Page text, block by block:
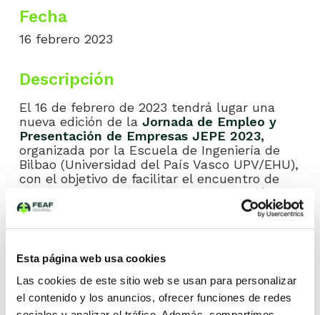
Esta página web usa cookies
Las cookies de este sitio web se usan para personalizar
el contenido y los anuncios, ofrecer funciones de redes
Fecha
16 febrero 2023
Descripción
El 16 de febrero de 2023 tendrá lugar una
nueva edición de la Jornada de Empleo y
Presentación de Empresas JEPE 2023,
organizada por la Escuela de Ingeniería de
Bilbao (Universidad del País Vasco UPV/EHU),
con el objetivo de facilitar el encuentro de
sus estudiantes de último curso y recién
titulados/as con empresas interesadas en
esta edición con el objetivo de acercar y dar
a conocer el sector de fundición a las nuevas
generaciones de ingenieros/as. Para poder
dar más presencia al sector de fundición en